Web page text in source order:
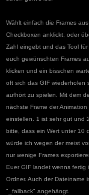
Wählt einfach die Frames
Checkboxen anklickt, oder
Zahl eingebt und das Tool
euch gewünschten Frames
klicken und ein bisschen
oft sich das GIF wiederholen
aufhört zu spielen. Mit dem
nächste Frame der
einstellen. 1 ist sehr gut und
bitte, dass ein Wert unter 10
würde ich wegen der meist
nur wenige Frames
Euer GIF landet wenns fertig
Ordner. Auch der Dateiname
"_fallback" angehängt.